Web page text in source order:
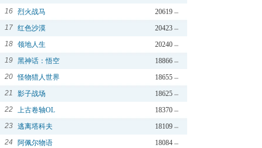
16
20619
烈火战马
17
20423
红色沙漠
18
20240
领地人生
19
18866
黑神话：悟空
20
18655
怪物猎人世界
21
18625
影子战场
22
18370
上古卷轴OL
23
18109
逃离塔科夫
24
18084
阿佩尔物语